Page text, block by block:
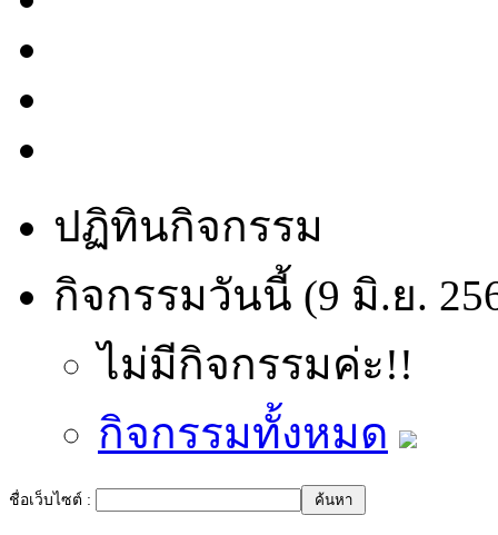
ปฏิทินกิจกรรม
กิจกรรมวันนี้ (9 มิ.ย.
ไม่มีกิจกรรมค่ะ!!
กิจกรรมทั้งหมด
ชื่อเว็บไซต์ :